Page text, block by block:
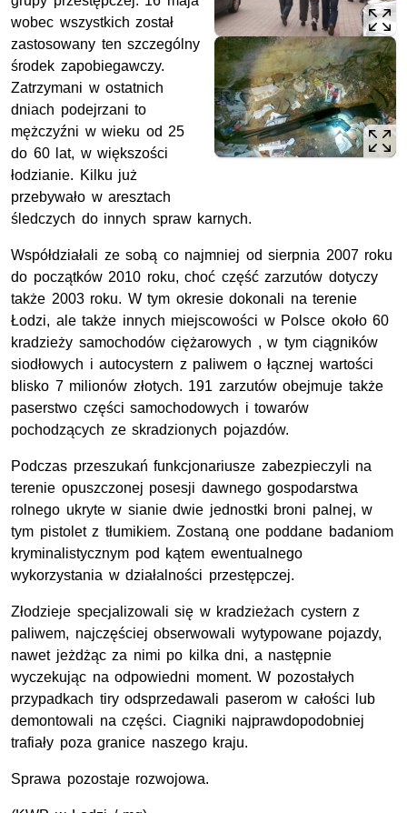
wobec wszystkich został
zastosowany ten szczególny
środek zapobiegawczy.
Zatrzymani w ostatnich
dniach podejrzani to
mężczyźni w wieku od 25
do 60 lat, w większości
łodzianie. Kilku już
przebywało w aresztach
śledczych do innych spraw karnych.
Współdziałali ze sobą co najmniej od sierpnia 2007 roku
do początków 2010 roku, choć część zarzutów dotyczy
także 2003 roku. W tym okresie dokonali na terenie
Łodzi, ale także innych miejscowości w Polsce około 60
kradzieży samochodów ciężarowych , w tym ciągników
siodłowych i autocystern z paliwem o łącznej wartości
blisko 7 milionów złotych. 191 zarzutów obejmuje także
paserstwo części samochodowych i towarów
pochodzących ze skradzionych pojazdów.
Podczas przeszukań funkcjonariusze zabezpieczyli na
terenie opuszczonej posesji dawnego gospodarstwa
rolnego ukryte w sianie dwie jednostki broni palnej, w
tym pistolet z tłumikiem. Zostaną one poddane badaniom
kryminalistycznym pod kątem ewentualnego
wykorzystania w działalności przestępczej.
Złodzieje specjalizowali się w kradzieżach cystern z
paliwem, najczęściej obserwowali wytypowane pojazdy,
nawet jeżdżąc za nimi po kilka dni, a następnie
wyczekując na odpowiedni moment. W pozostałych
przypadkach tiry odsprzedawali paserom w całości lub
demontowali na części. Ciagniki najprawdopodobniej
trafiały poza granice naszego kraju.
Sprawa pozostaje rozwojowa.